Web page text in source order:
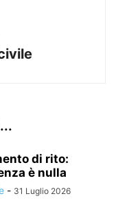
di rito:
è nulla
- 31 Luglio 2026